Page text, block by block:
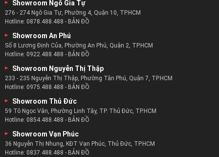
Showroom Ngô Gia Tự
276 - 274 Ngô Gia Tự, Phường 4, Quận 10, TP.HCM
Hotline: 0878.488.488 - BẢN ĐỒ
Showroom An Phú
Số 8 Lương Định Của, Phường An Phú, Quận 2, TP.HCM
Hotline: 0922.488.488 - BẢN ĐỒ
Showroom Nguyễn Thị Thập
233 - 235 Nguyễn Thị Thập, Phường Tân Phú, Quận 7, TP.HCM
Hotline: 0975.488.488 - BẢN ĐỒ
Showroom Thủ Đức
59 Tô Ngọc Vân, Phường Linh Tây, TP. Thủ Đức, TP.HCM
Hotline: 0854.488.488 - BẢN ĐỒ
Showroom Vạn Phúc
36 Nguyễn Thị Nhung, KĐT Vạn Phúc, Thủ Đức, TP.HCM
Hotline: 0837.488.488 - BẢN ĐỒ